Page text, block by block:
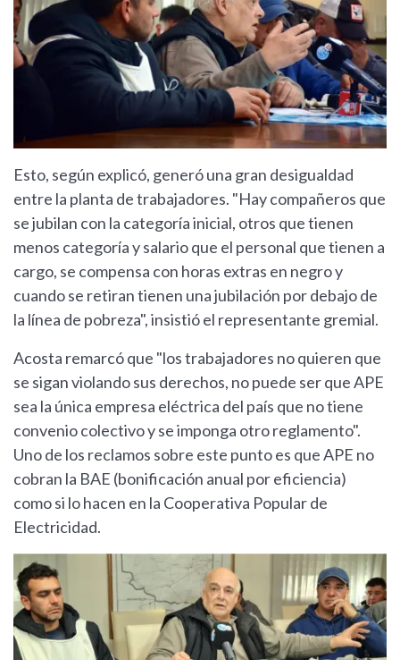
Esto, según explicó, generó una gran desigualdad
entre la planta de trabajadores. "Hay compañeros que
se jubilan con la categoría inicial, otros que tienen
menos categoría y salario que el personal que tienen a
cargo, se compensa con horas extras en negro y
cuando se retiran tienen una jubilación por debajo de
la línea de pobreza", insistió el representante gremial.
Acosta remarcó que "los trabajadores no quieren que
se sigan violando sus derechos, no puede ser que APE
sea la única empresa eléctrica del país que no tiene
convenio colectivo y se imponga otro reglamento".
Uno de los reclamos sobre este punto es que APE no
cobran la BAE (bonificación anual por eficiencia)
como si lo hacen en la Cooperativa Popular de
Electricidad.